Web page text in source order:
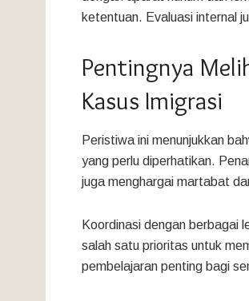
ketentuan. Evaluasi internal
Pentingnya
Kasus Imigrasi
Peristiwa ini menunjukkan
yang perlu diperhatikan.
juga menghargai martabat
Koordinasi dengan berbagai
salah satu prioritas untuk
pembelajaran penting bagi